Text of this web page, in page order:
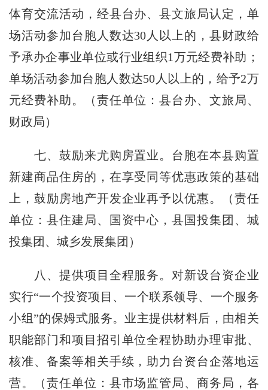
体育交流活动，经县台办、县文旅局认定，单
场活动参加台胞人数达30人以上的，县财政给
予承办企事业单位或行业组织1万元经费补助；
单场活动参加台胞人数达50人以上的，给予2万
元经费补助。（责任单位：县台办、文旅局、
财政局）
七、鼓励来尤购房置业。台胞在本县购置
新建商品住房的，在享受同等优惠政策的基础
上，鼓励房地产开发企业再予以优惠。（责任
单位： 县住建局、国资中心，县国投集团、城
投集团、城乡发展集团）
八、提供项目全程服务。对新设台资企业
实行“一个投资项目、一个联系领导、一个服务
小组”的保姆式服务。业主提供材料后，由相关
职能部门和项目招引单位全程协助办理审批、
核准、备案等相关手续，助力台资台企落地运
营。（责任单位： 县市场监管局、商务局，各